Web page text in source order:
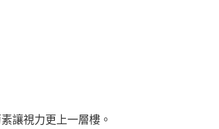
讓視力更上一層樓。